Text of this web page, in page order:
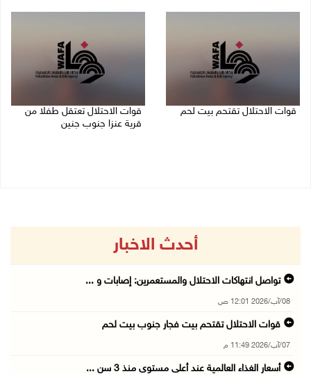
قوات الاحتلال تقتحم بيت لحم
قوات الاحتلال تعتقل طفلا من
قرية عنزا جنوب جنين
أحدث الاخبار
تواصل انتهاكات الاحتلال والمستعمرين: إصابات و ...
08/آب/2026 12:01 ص
قوات الاحتلال تقتحم بيت فجار جنوب بيت لحم
07/آب/2026 11:49 م
أسعار الغذاء العالمية عند أعلى مستوى منذ 3 سن ...